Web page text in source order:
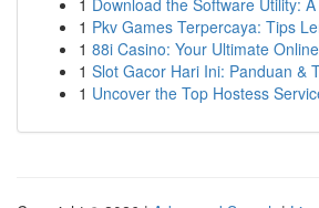
1 Download the Software Utility:
1 Pkv Games Terpercaya: Tips
1 88i Casino: Your Ultimate
1 Slot Gacor Hari Ini: Panduan &
1 Uncover the Top Hostess